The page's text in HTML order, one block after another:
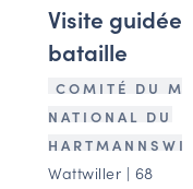
Visite guidée
bataille
COMITÉ DU
NATIONAL DU
Wattwiller | 68